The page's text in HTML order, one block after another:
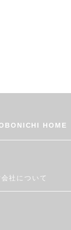
HOME
社について